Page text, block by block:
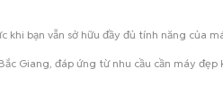
bạn vẫn sở hữu đầy đủ tính năng của
Giang, đáp ứng từ nhu cầu cần máy đẹp
test loa, camera, wifi... để đảm bảo máy